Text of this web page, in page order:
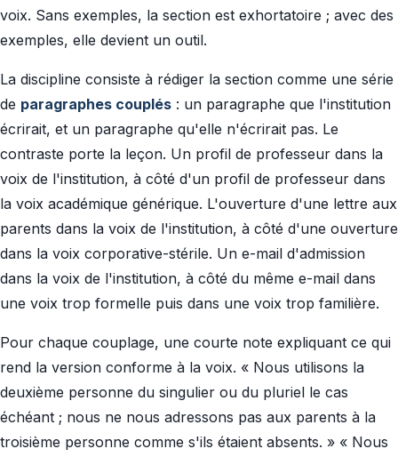
voix. Sans exemples, la section est exhortatoire ; avec des
exemples, elle devient un outil.
La discipline consiste à rédiger la section comme une série
de paragraphes couplés : un paragraphe que l'institution
écrirait, et un paragraphe qu'elle n'écrirait pas. Le
contraste porte la leçon. Un profil de professeur dans la
voix de l'institution, à côté d'un profil de professeur dans
la voix académique générique. L'ouverture d'une lettre aux
parents dans la voix de l'institution, à côté d'une ouverture
dans la voix corporative-stérile. Un e-mail d'admission
dans la voix de l'institution, à côté du même e-mail dans
une voix trop formelle puis dans une voix trop familière.
Pour chaque couplage, une courte note expliquant ce qui
rend la version conforme à la voix. « Nous utilisons la
deuxième personne du singulier ou du pluriel le cas
échéant ; nous ne nous adressons pas aux parents à la
troisième personne comme s'ils étaient absents. » « Nous